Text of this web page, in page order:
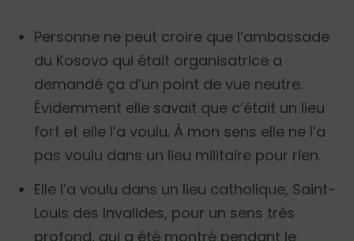
Personne ne peut croire que l’ambassade
du Kosovo qui était organisatrice a
demandé ça d’un point de vue neutre.
Évidemment elle savait que c’était un lieu
fort et elle l’a voulu. À mon sens elle ne l’a
pas voulu dans un lieu militaire pour rien.
Elle l’a voulu dans un lieu catholique, Saint-
Louis des Invalides, pour un sens très
profond, qui a été montré pendant le